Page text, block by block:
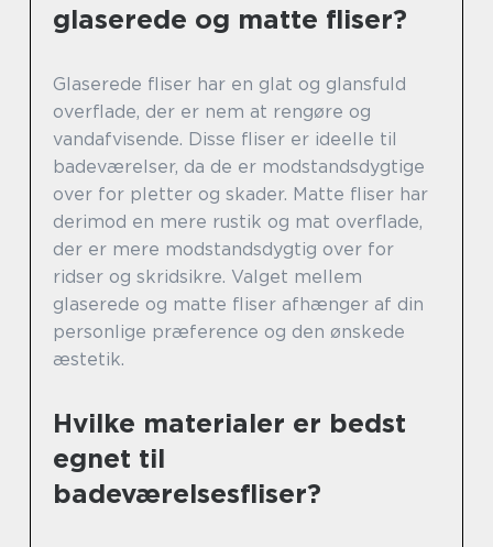
glaserede og matte fliser?
Glaserede fliser har en glat og glansfuld
overflade, der er nem at rengøre og
vandafvisende. Disse fliser er ideelle til
badeværelser, da de er modstandsdygtige
over for pletter og skader. Matte fliser har
derimod en mere rustik og mat overflade,
der er mere modstandsdygtig over for
ridser og skridsikre. Valget mellem
glaserede og matte fliser afhænger af din
personlige præference og den ønskede
æstetik.
Hvilke materialer er bedst
egnet til
badeværelsesfliser?